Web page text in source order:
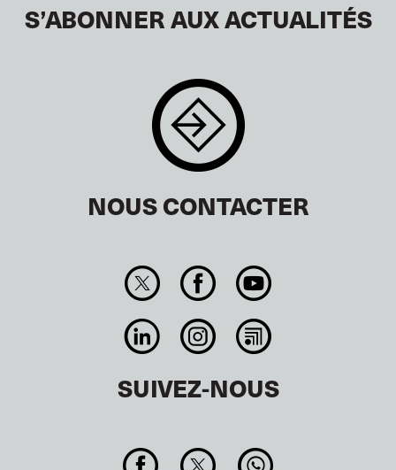
S’ABONNER AUX ACTUALITÉS
NOUS CONTACTER
SUIVEZ-NOUS